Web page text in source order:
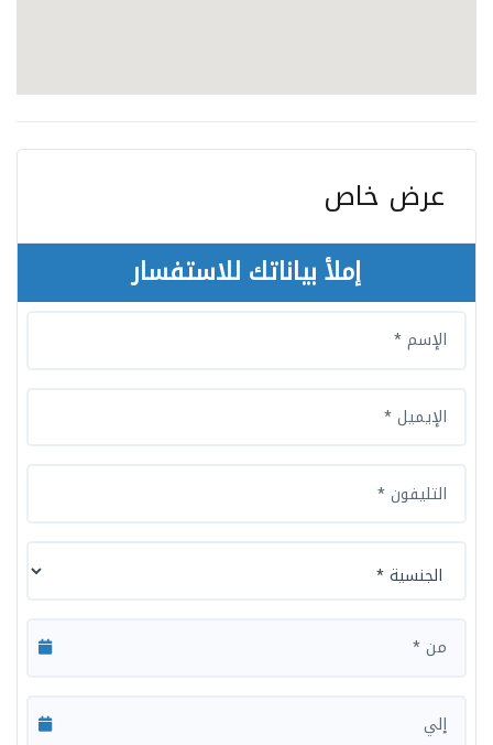
عرض خاص
إملأ بياناتك للاستفسار